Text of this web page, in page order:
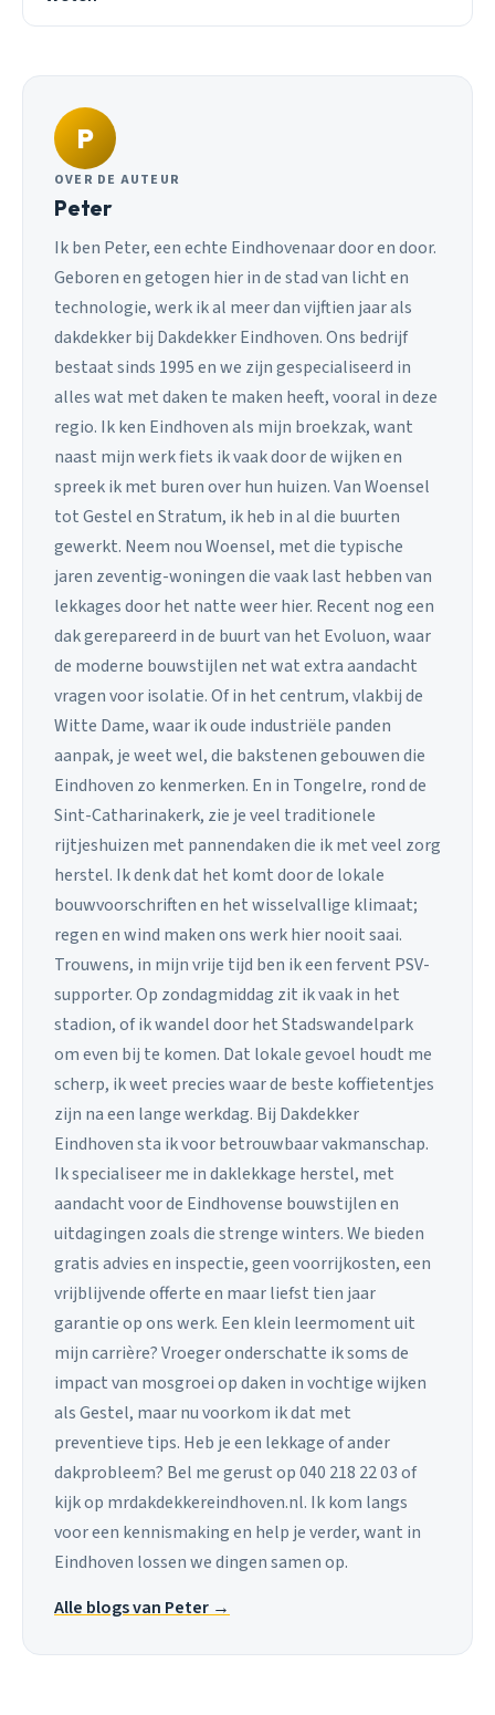
P
OVER DE AUTEUR
Peter
Ik ben Peter, een echte Eindhovenaar door en door.
Geboren en getogen hier in de stad van licht en
technologie, werk ik al meer dan vijftien jaar als
dakdekker bij Dakdekker Eindhoven. Ons bedrijf
bestaat sinds 1995 en we zijn gespecialiseerd in
alles wat met daken te maken heeft, vooral in deze
regio. Ik ken Eindhoven als mijn broekzak, want
naast mijn werk fiets ik vaak door de wijken en
spreek ik met buren over hun huizen. Van Woensel
tot Gestel en Stratum, ik heb in al die buurten
gewerkt. Neem nou Woensel, met die typische
jaren zeventig-woningen die vaak last hebben van
lekkages door het natte weer hier. Recent nog een
dak gerepareerd in de buurt van het Evoluon, waar
de moderne bouwstijlen net wat extra aandacht
vragen voor isolatie. Of in het centrum, vlakbij de
Witte Dame, waar ik oude industriële panden
aanpak, je weet wel, die bakstenen gebouwen die
Eindhoven zo kenmerken. En in Tongelre, rond de
Sint-Catharinakerk, zie je veel traditionele
rijtjeshuizen met pannendaken die ik met veel zorg
herstel. Ik denk dat het komt door de lokale
bouwvoorschriften en het wisselvallige klimaat;
regen en wind maken ons werk hier nooit saai.
Trouwens, in mijn vrije tijd ben ik een fervent PSV-
supporter. Op zondagmiddag zit ik vaak in het
stadion, of ik wandel door het Stadswandelpark
om even bij te komen. Dat lokale gevoel houdt me
scherp, ik weet precies waar de beste koffietentjes
zijn na een lange werkdag. Bij Dakdekker
Eindhoven sta ik voor betrouwbaar vakmanschap.
Ik specialiseer me in daklekkage herstel, met
aandacht voor de Eindhovense bouwstijlen en
uitdagingen zoals die strenge winters. We bieden
gratis advies en inspectie, geen voorrijkosten, een
vrijblijvende offerte en maar liefst tien jaar
garantie op ons werk. Een klein leermoment uit
mijn carrière? Vroeger onderschatte ik soms de
impact van mosgroei op daken in vochtige wijken
als Gestel, maar nu voorkom ik dat met
preventieve tips. Heb je een lekkage of ander
dakprobleem? Bel me gerust op 040 218 22 03 of
kijk op mrdakdekkereindhoven.nl. Ik kom langs
voor een kennismaking en help je verder, want in
Eindhoven lossen we dingen samen op.
Alle blogs van Peter →